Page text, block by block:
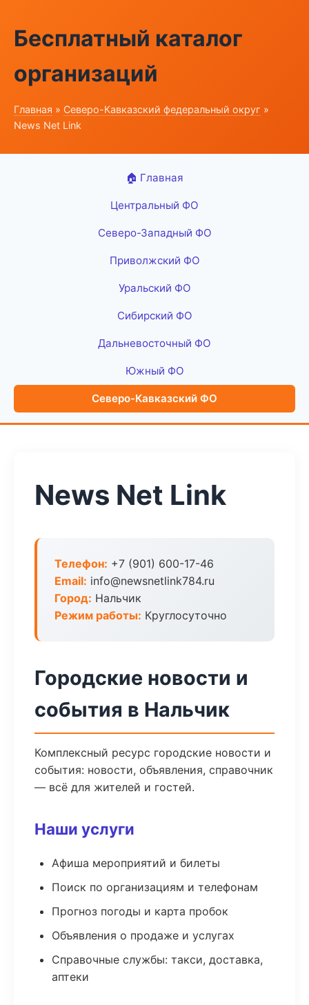
Бесплатный каталог
организаций
Главная » Северо-Кавказский федеральный округ »
News Net Link
🏠 Главная
Центральный ФО
Северо-Западный ФО
Приволжский ФО
Уральский ФО
Сибирский ФО
Дальневосточный ФО
Южный ФО
Северо-Кавказский ФО
News Net Link
Телефон: +7 (901) 600-17-46
Email: info@newsnetlink784.ru
Город: Нальчик
Режим работы: Круглосуточно
Городские новости и
события в Нальчик
Комплексный ресурс городские новости и
события: новости, объявления, справочник
— всё для жителей и гостей.
Наши услуги
Афиша мероприятий и билеты
Поиск по организациям и телефонам
Прогноз погоды и карта пробок
Объявления о продаже и услугах
Справочные службы: такси, доставка,
аптеки